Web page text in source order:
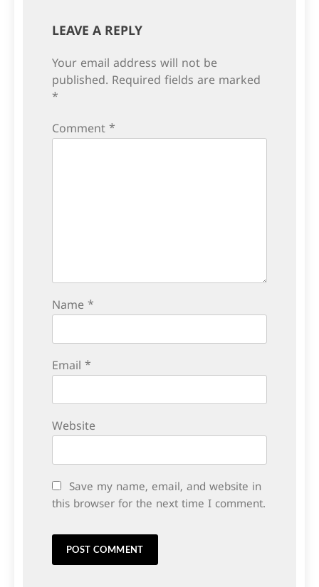
LEAVE A REPLY
Your email address will not be
published. Required fields are marked
*
Comment *
Name *
Email *
Website
Save my name, email, and website in
this browser for the next time I comment.